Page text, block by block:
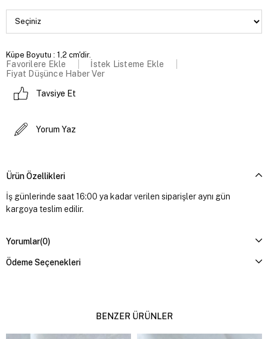
Küpe Boyutu : 1,2 cm'dir.
Favorilere Ekle
İstek Listeme Ekle
Fiyat Düşünce Haber Ver
Tavsiye Et
Yorum Yaz
Ürün Özellikleri
İş günlerinde saat 16:00 ya kadar verilen siparişler aynı gün
kargoya teslim edilir.
Yorumlar(0)
Ödeme Seçenekleri
BENZER ÜRÜNLER